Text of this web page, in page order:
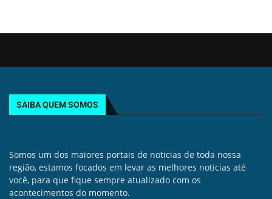
SAIBA QUEM SOMOS
Somos um dos maiores portais de noticias de toda nossa
região, estamos focados em levar as melhores noticias até
você, para que fique sempre atualizado com os
acontecimentos do momento.